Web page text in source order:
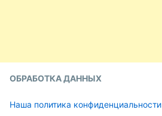
ОБРАБОТКА ДАННЫХ
Наша политика конфиденциальности